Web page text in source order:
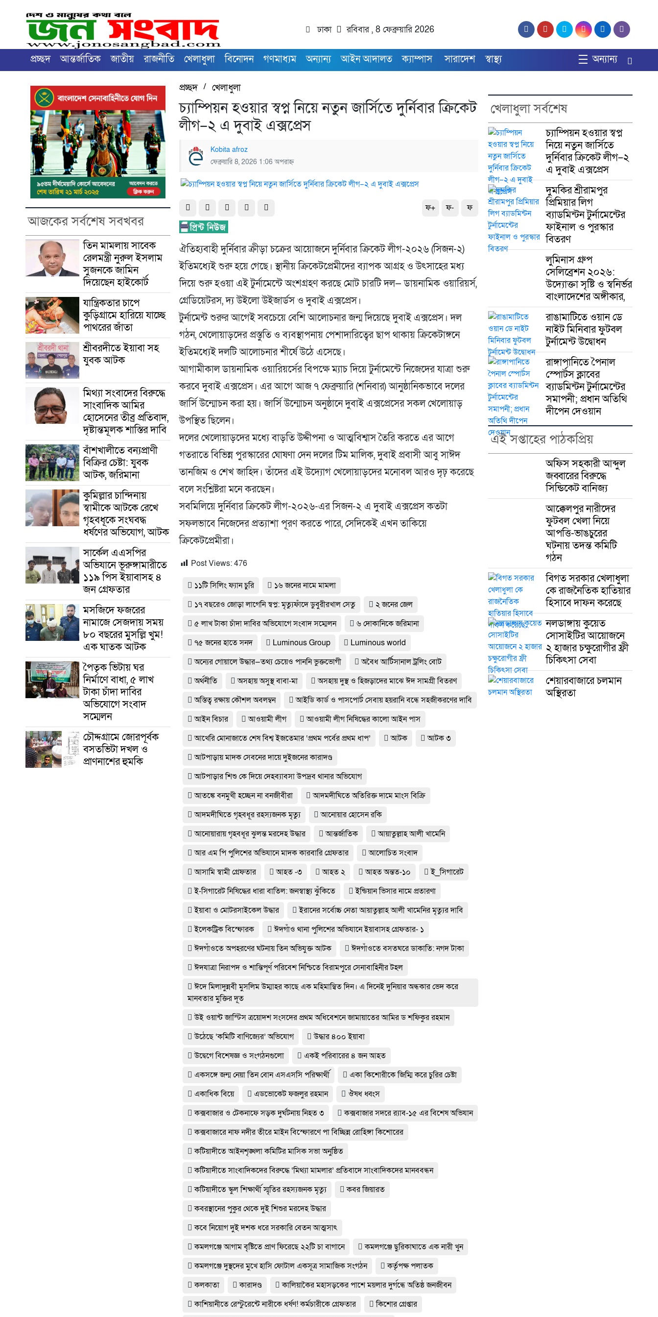
ঢাকা রবিবার , 8 ফেব্রুয়ারি 2026
প্রচ্ছদ আন্তর্জাতিক জাতীয় রাজনীতি খেলাধুলা বিনোদন গণমাধ্যম অন্যান্য আইন আদালত ক্যাম্পাস সারাদেশ স্বাস্থ্য অন্যান্য
আজকের সর্বশেষ সবখবর
তিন মামলায় সাবেক
রেলমন্ত্রী নুরুল ইসলাম
সুজনকে জামিন
দিয়েছেন হাইকোর্ট
যান্ত্রিকতার চাপে
কুড়িগ্রামে হারিয়ে যাচ্ছে
পাথরের জাঁতা
শ্রীবরদীতে ইয়াবা সহ
যুবক আটক
মিথ্যা সংবাদের বিরুদ্ধে
সাংবাদিক আমির
হোসেনের তীব্র প্রতিবাদ,
দৃষ্টান্তমূলক শাস্তির দাবি
বাঁশখালীতে বন্যপ্রাণী
বিক্রির চেষ্টা: যুবক
আটক, জরিমানা
কুমিল্লার চান্দিনায়
স্বামীকে আটকে রেখে
গৃহবধূকে সংঘবদ্ধ
ধর্ষণের অভিযোগ, আটক
সার্কেল এএসপির
অভিযানে ভূরুঙ্গামারীতে
১১৯ পিস ইয়াবাসহ ৪
জন গ্রেফতার
মসজিদে ফজরের
নামাজে সেজদায় সময়
৮০ বছরের মুসল্লি খুম!
এক ঘাতক আটক
পৈতৃক ভিটায় ঘর
নির্মাণে বাধা, ৫ লাখ
টাকা চাঁদা দাবির
অভিযোগে সংবাদ
সম্মেলন
চৌদ্দগ্রামে জোরপূর্বক
বসতভিটা দখল ও
প্রাণনাশের হুমকি
প্রচ্ছদ/খেলাধুলা
চ্যাম্পিয়ন হওয়ার স্বপ্ন নিয়ে নতুন জার্সিতে দুর্নিবার ক্রিকেট
লীগ–২ এ দুবাই এক্সপ্রেস
Kobita afroz
ফেব্রুয়ারি 8, 2026 1:06 অপরাহ্ন
ফ+ ফ- ফ
ঐতিহ্যবাহী দুর্নিবার ক্রীড়া চক্রের আয়োজনে দুর্নিবার ক্রিকেট লীগ-২০২৬ (সিজন-২)
ইতিমধ্যেই শুরু হয়ে গেছে। স্থানীয় ক্রিকেটপ্রেমীদের ব্যাপক আগ্রহ ও উৎসাহের মধ্য
দিয়ে শুরু হওয়া এই টুর্নামেন্টে অংশগ্রহণ করছে মোট চারটি দল— ডায়নামিক ওয়ারিয়র্স,
গ্রেডিয়েটরস, দ্য উইলো উইজার্ডস ও দুবাই এক্সপ্রেস।
টুর্নামেন্ট শুরুর আগেই সবচেয়ে বেশি আলোচনার জন্ম দিয়েছে দুবাই এক্সপ্রেস। দল
গঠন, খেলোয়াড়দের প্রস্তুতি ও ব্যবস্থাপনায় পেশাদারিত্বের ছাপ থাকায় ক্রিকেটাঙ্গনে
ইতিমধ্যেই দলটি আলোচনার শীর্ষে উঠে এসেছে।
আগামীকাল ডায়নামিক ওয়ারিয়র্সের বিপক্ষে ম্যাচ দিয়ে টুর্নামেন্টে নিজেদের যাত্রা শুরু
করবে দুবাই এক্সপ্রেস। এর আগে আজ ৭ ফেব্রুয়ারি (শনিবার) আনুষ্ঠানিকভাবে দলের
জার্সি উন্মোচন করা হয়। জার্সি উন্মোচন অনুষ্ঠানে দুবাই এক্সপ্রেসের সকল খেলোয়াড়
উপস্থিত ছিলেন।
দলের খেলোয়াড়দের মধ্যে বাড়তি উদ্দীপনা ও আত্মবিশ্বাস তৈরি করতে এর আগে
গতরাতে বিভিন্ন পুরস্কারের ঘোষণা দেন দলের টিম মালিক, দুবাই প্রবাসী আবু সাঈদ
তানজিম ও শেখ জাহিদ। তাঁদের এই উদ্যোগ খেলোয়াড়দের মনোবল আরও দৃঢ় করেছে
বলে সংশ্লিষ্টরা মনে করছেন।
সবমিলিয়ে দুর্নিবার ক্রিকেট লীগ-২০২৬-এর সিজন-২ এ দুবাই এক্সপ্রেস কতটা
সফলভাবে নিজেদের প্রত্যাশা পূরণ করতে পারে, সেদিকেই এখন তাকিয়ে
ক্রিকেটপ্রেমীরা।
Post Views: 476
১১টি সিলিং ফ্যান চুরি
১৬ জনের নামে মামলা
১৭ বছরেও জোড়া লাগেনি স্বপ্ন: মৃত্যুফাঁদে ডুবুরীরখাল সেতু
২ জনের জেল
৫ লাখ টাকা চাঁদা দাবির অভিযোগে সংবাদ সম্মেলন
৬ দোকানিকে জরিমানা
৭৫ জনের হাতে সনদ
Luminous Group
Luminous world
অন্যের গোয়ালে উদ্ধার—তথ্য চেয়েও পাননি ভুক্তভোগী
অবৈধ আর্টিসানাল ট্রলিং বোট
অর্থনীতি
অসহায় অসুস্থ বাবা-মা
অসহায় দুস্থ ও হিজড়াদের মাঝে ঈদ সামগ্রী বিতরণ
অস্তিত্ব রক্ষায় কৌশল অবলম্বন
আইডি কার্ড ও পাসপোর্ট সেবায় হয়রানি বন্ধে সহজীকরণের দাবি
আইন বিচার
আওয়ামী লীগ
আওয়ামী লীগ নিষিদ্ধের কালো আইন পাস
আখেরি মোনাজাতে শেষ বিশ্ব ইজতেমার ‘প্রথম পর্বের প্রথম ধাপ’
আটক
আটক ৩
আটপাড়ায় মাদক সেবনের দায়ে দুইজনের কারাদণ্ড
আটপাড়ার শিশু কে দিয়ে দেহব্যাবসা উপদ্রব থানার অভিযোগ
আতঙ্কে বনমুখী হচ্ছেন না বনজীবীরা
আদমদীঘিতে অতিরিক্ত দামে মাংস বিক্রি
আদমদীঘিতে গৃহবধূর রহস্যজনক মৃত্যু
আনোয়ার হোসেন রকি
আনোয়ারায় গৃহবধূর ঝুলন্ত মরদেহ উদ্ধার
আন্তর্জাতিক
আয়াতুল্লাহ আলী খামেনি
আর এম পি পুলিশের অভিযানে মাদক কারবারি গ্রেফতার
আলোচিত সংবাদ
আসামি স্বামী গ্রেফতার
আহত -৩ আহত ২ আহত অন্তত-১০
ই_সিগারেট
ই-সিগারেট নিষিদ্ধের ধারা বাতিল: জনস্বাস্থ্য ঝুঁকিতে
ইন্ডিয়ান ভিসার নামে প্রতারণা
ইয়াবা ও মোটরসাইকেল উদ্ধার
ইরানের সর্বোচ্চ নেতা আয়াতুল্লাহ আলী খামেনির মৃত্যুর দাবি
ইলেকট্রিক বিস্ফোরক
ঈদগাঁও থানা পুলিশের অভিযানে ইয়াবাসহ গ্রেফতার- ১
ঈদগাঁওতে অপহরণের ঘটনায় তিন অভিযুক্ত আটক
ঈদগাঁওতে বসতঘরে ডাকাতি: নগদ টাকা
ঈদযাত্রা নিরাপদ ও শান্তিপূর্ণ পরিবেশ নিশ্চিতে বিরামপুরে সেনাবাহিনীর টহল
ঈদে মিলাদুন্নবী মুসলিম উম্মাহর কাছে এক মহিমান্বিত দিন। এ দিনেই দুনিয়ার অন্ধকার ভেদ করে
মানবতার মুক্তির দূত
উই ওয়ান্ট জাস্টিস ত্রয়োদশ সংসদের প্রথম অধিবেশনে জামায়াতের আমির ড শফিকুর রহমান
উঠেছে ‘কমিটি বাণিজ্যের’ অভিযোগ
উদ্ধার ৪০০ ইয়াবা
উদ্বেগে বিশেষজ্ঞ ও সংগঠনগুলো
একই পরিবারের ৪ জন আহত
একসঙ্গে জন্ম নেয়া তিন বোন এসএসসি পরিক্ষার্থী
একা কিশোরীকে জিম্মি করে চুরির চেষ্টা
একাধিক বিয়ে
এডভোকেট ফজলুর রহমান
ঔষধ ধ্বংস
কক্সবাজার ও টেকনাফে সড়ক দুর্ঘটনায় নিহত ৩
কক্সবাজার সদরে র‍্যাব-১৫ এর বিশেষ অভিযান
কক্সবাজারে নাফ নদীর তীরে মাইন বিস্ফোরণে পা বিচ্ছিন্ন রোহিঙ্গা কিশোরের
কটিয়াদীতে আইনশৃঙ্খলা কমিটির মাসিক সভা অনুষ্ঠিত
কটিয়াদীতে সাংবাদিকদের বিরুদ্ধে ‘মিথ্যা মামলার’ প্রতিবাদে সাংবাদিকদের মানববন্ধন
কটিয়াদীতে স্কুল শিক্ষার্থী স্মৃতির রহস্যজনক মৃত্যু
কবর জিয়ারত
কবরস্থানের পুকুর থেকে দুই শিশুর মরদেহ উদ্ধার
কবে নিয়োগ দুই দশক ধরে সরকারি বেতন আত্মসাৎ
কমলগঞ্জে আগাম বৃষ্টিতে প্রাণ ফিরেছে ২২টি চা বাগানে
কমলগঞ্জে ছুরিকাঘাতে এক নারী খুন
কমলগঞ্জে দুস্থদের মুখে হাসি ফোটাল একসূত্র সামাজিক সংগঠন
কর্তৃপক্ষ পলাতক
কলকাতা
কারাদণ্ড
কালিয়াকৈর মহাসড়কের পাশে ময়লার দুর্গন্ধে অতিষ্ঠ জনজীবন
কাশিয়ানীতে রেস্টুরেন্টে নারীকে ধর্ষণ! কর্মচারীকে গ্রেফতার
কিশোর গ্রেপ্তার
খেলাধুলা সর্বশেষ
চ্যাম্পিয়ন হওয়ার স্বপ্ন
নিয়ে নতুন জার্সিতে
দুর্নিবার ক্রিকেট লীগ–২
এ দুবাই এক্সপ্রেস
দুমকির শ্রীরামপুর
প্রিমিয়ার লিগ
ব্যাডমিন্টন টুর্নামেন্টের
ফাইনাল ও পুরস্কার
বিতরণ
লুমিনাস গ্রুপ
সেলিব্রেশন ২০২৬:
উদ্যোক্তা সৃষ্টি ও স্বনির্ভর
বাংলাদেশের অঙ্গীকার,
রাঙামাটিতে ওয়ান ডে
নাইট মিনিবার ফুটবল
টুর্নামেন্ট উদ্বোধন
রাঙ্গাপানিতে পৈনাল
স্পোর্টস ক্লাবের
ব্যাডমিন্টন টুর্নামেন্টের
সমাপনী; প্রধান অতিথি
দীপেন দেওয়ান
এই সপ্তাহের পাঠকপ্রিয়
অফিস সহকারী আব্দুল
জব্বারের বিরুদ্ধে
সিন্ডিকেট বানিজ্য
আক্কেলপুর নারীদের
ফুটবল খেলা নিয়ে
আপত্তি-ভাঙচুরের
ঘটনায় তদন্ত কমিটি
গঠন
বিগত সরকার খেলাধুলা
কে রাজনৈতিক হাতিয়ার
হিসাবে দাফন করেছে
নলডাঙ্গায় কুয়েত
সোসাইটির আয়োজনে
২ হাজার চক্ষুরোগীর ফ্রী
চিকিৎসা সেবা
শেয়ারবাজারে চলমান
অস্থিরতা